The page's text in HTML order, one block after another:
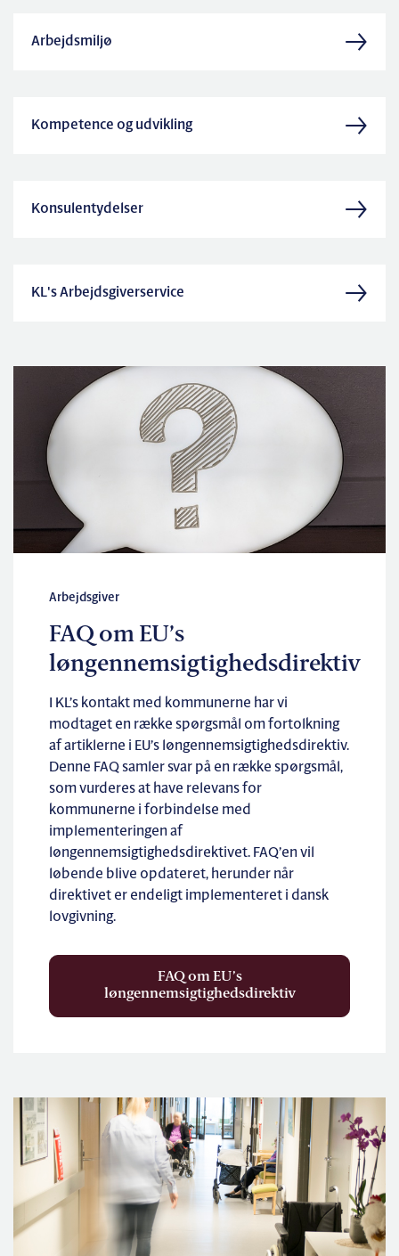
Arbejdsmiljø
Kompetence og udvikling
Konsulentydelser
KL's Arbejdsgiverservice
Arbejdsgiver
FAQ om EU’s
løngennemsigtighedsdirektiv
I KL’s kontakt med kommunerne har vi
modtaget en række spørgsmål om fortolkning
af artiklerne i EU’s løngennemsigtighedsdirektiv.
Denne FAQ samler svar på en række spørgsmål,
som vurderes at have relevans for
kommunerne i forbindelse med
implementeringen af
løngennemsigtighedsdirektivet. FAQ’en vil
løbende blive opdateret, herunder når
direktivet er endeligt implementeret i dansk
lovgivning.
FAQ om EU’s
løngennemsigtighedsdirektiv